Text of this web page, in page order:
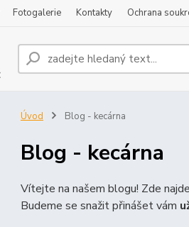
Fotogalerie Kontakty Ochrana
Úvod Blog - kecárna
Blog - kecárna
Vítejte na našem blogu! Zde
Budeme se snažit přinášet vám